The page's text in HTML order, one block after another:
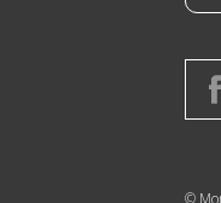
©